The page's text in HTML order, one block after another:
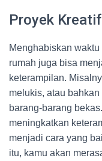
Proyek
Menghabiskan
rumah juga bisa
keterampilan.
melukis, atau
barang-barang
meningkatkan
menjadi cara yang
itu, kamu akan